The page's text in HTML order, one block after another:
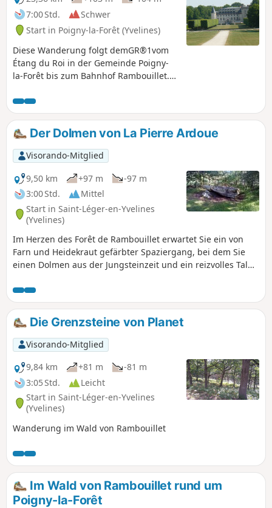
Wanderroute wurde daher geändert
und die ursprüngliche Route entfernt.
7:00 Std.
Schwer
Start in Poigny-la-Forêt (Yvelines)
Diese Wanderung folgt demGR®1vom
Étang du Roi in der Gemeinde Poigny-
la-Forêt bis zum Bahnhof Rambouillet.
und Kanäle des Schlosses Rambouillet
entdecken.
Der Dolmen von La Pierre Ardoue
Visorando-Mitglied
9,50 km
+97 m
-97 m
3:00 Std.
Mittel
Start in Saint-Léger-en-Yvelines
(Yvelines)
Im Herzen des Forêt de Rambouillet erwartet Sie ein von
Farn und Heidekraut gefärbter Spaziergang, bei dem Sie
einen Dolmen aus der Jungsteinzeit und ein reizvolles Tal
Die Grenzsteine von Planet
Visorando-Mitglied
9,84 km
+81 m
-81 m
3:05 Std.
Leicht
Start in Saint-Léger-en-Yvelines
(Yvelines)
Wanderung im Wald von Rambouillet
Im Wald von Rambouillet rund um
Poigny-la-Forêt